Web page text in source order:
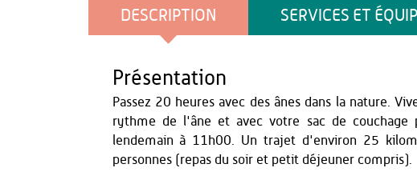
DESCRIPTION SERVICES ET
Présentation
Passez 20 heures avec des ânes dans la nature.
rythme de l'âne et avec votre sac de couchage
lendemain à 11h00. Un trajet d'environ 25
personnes (repas du soir et petit déjeuner compris).